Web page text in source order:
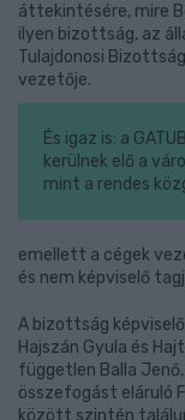
áttekintésére, mire
ilyen bizottság, az
Tulajdonosi
vezetője.
És igaz is: a
kerülnek elő a
mint a rendes
emellett a cégek
és nem képviselő
A bizottság
Hajszán Gyula és
független Balla
összefogást eláruló
között szintén